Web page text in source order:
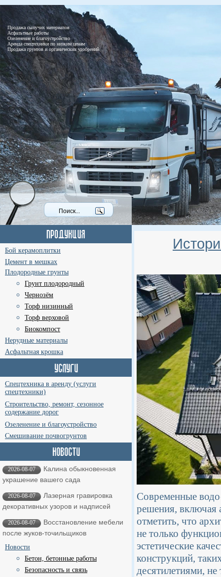
Продажа сыпучих материалов
Асфальтные работы
Озеленение и благоустройство
Аренда спецтехники по низким ценам
Продажа грунтов и органических удобрений
Бой керамоплитки
Цемент в мешках
Плодородные грунты
Грунт плодородный
Чернозём
Торф низинный
Торф верховой
Биокомпост
Нерудные материалы
Асфальтная крошка
Спецтехника в аренду (услуги
спецтехники)
Строительство, ремонт, сезонное
содержание дорог
Озеленение и благоустройство
Смешивание почвогрунтов
2026-08-07
Калина обыкновенная
украшение вашего сада
2026-08-07
Лазерная гравировка
декоративных узоров и надписей
2026-08-07
Восстановление мебели
после жуков-точильщиков
Новости
Бетон, бетонные работы
Безопасность и связь
Современные
решения, включая
отметить, что
не только
эстетические
конструкций,
десятилетиями, не